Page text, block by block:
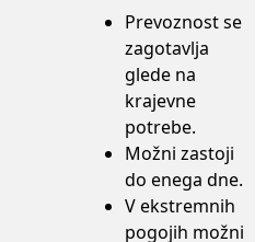
Prevoznost se
zagotavlja
glede na
krajevne
potrebe.
Možni zastoji
do enega dne.
V ekstremnih
pogojih možni